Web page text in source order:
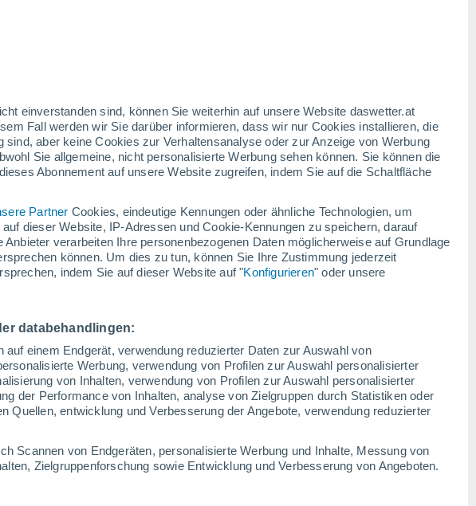
einverstanden sind, können Sie weiterhin auf unsere Website daswetter.at
Fall werden wir Sie darüber informieren, dass wir nur Cookies installieren, die
sind, aber keine Cookies zur Verhaltensanalyse oder zur Anzeige von Werbung
Sie allgemeine, nicht personalisierte Werbung sehen können. Sie können die
Abonnement auf unsere Website zugreifen, indem Sie auf die Schaltfläche
Partner Cookies, eindeutige Kennungen oder ähnliche Technologien, um
dieser Website, IP-Adressen und Cookie-Kennungen zu speichern, darauf
verarbeiten Ihre personenbezogenen Daten möglicherweise auf Grundlage
können. Um dies zu tun, können Sie Ihre Zustimmung jederzeit
indem Sie auf dieser Website auf "Konfigurieren" oder unsere
databehandlingen:
auf einem Endgerät, verwendung reduzierter Daten zur Auswahl von
Werbung, verwendung von Profilen zur Auswahl personalisierter
von Inhalten, verwendung von Profilen zur Auswahl personalisierter
der Performance von Inhalten, analyse von Zielgruppen durch Statistiken oder
Quellen, entwicklung und Verbesserung der Angebote, verwendung reduzierter
Scannen von Endgeräten, personalisierte Werbung und Inhalte, Messung von
Zielgruppenforschung sowie Entwicklung und Verbesserung von Angeboten.
33°
20°
Bischkek